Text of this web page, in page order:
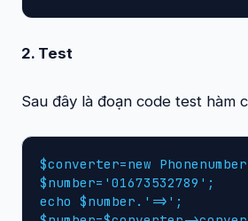
2. Test
Sau đây là đoạn code test hàm
$converter=new
$number='01673532789';
echo $number.'=>';